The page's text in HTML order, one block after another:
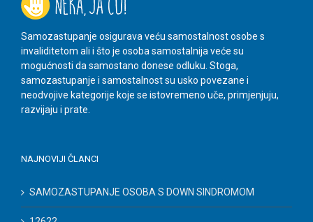
Samozastupanje osigurava veću samostalnost osobe s
invaliditetom ali i što je osoba samostalnija veće su
mogućnosti da samostano donese odluku. Stoga,
samozastupanje i samostalnost su usko povezane i
neodvojive kategorije koje se istovremeno uče, primjenjuju,
razvijaju i prate.
NAJNOVIJI ČLANCI
SAMOZASTUPANJE OSOBA S DOWN SINDROMOM